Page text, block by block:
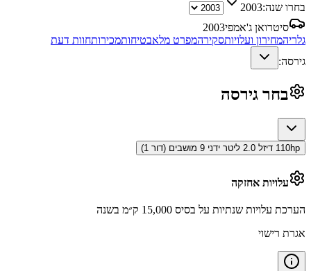
בחרו שנה:2003
סיטרואן ג'אמפי2003
גלריהמחירון ועלויותסקירהמפרט מלאבטיחותמכירותחוות דעת
גירסה:
בחר גירסה
110hp דיזל 2.0 ליטר ידני 9 מושבים (דור 1)
עלויות אחזקה
הערכת עלויות שנתיות על בסיס 15,000 ק״מ בשנה
אגרת רישוי